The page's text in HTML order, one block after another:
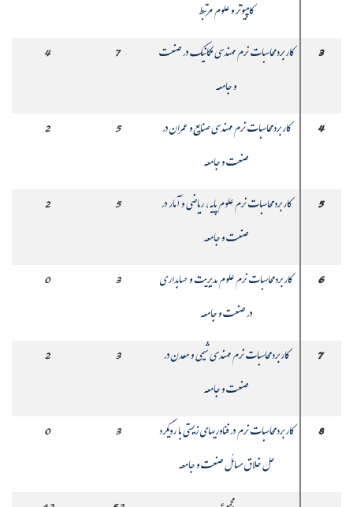
کامپیوتر و علوم مرتبط
3
کاربرد محاسبات نرم مهندسی مکانیک در صنعت
و جامعه
7
4
4
کاربرد محاسبات نرم مهندسی صنایع و عمران در
صنعت و جامعه
5
2
5
کاربرد محاسبات نرم علوم پایه، ریاضی و آمار در
صنعت و جامعه
5
2
6
کاربرد محاسبات نرم علوم مدیریت و حسابداری
در صنعت و جامعه
3
0
7
کاربرد محاسبات نرم مهندسی شیمی و معدن در
صنعت و جامعه
3
2
8
کاربرد محاسبات نرم در فناوریهای زیستی با رویکرد
حل خلاق مسائل صنعت و جامعه
3
0